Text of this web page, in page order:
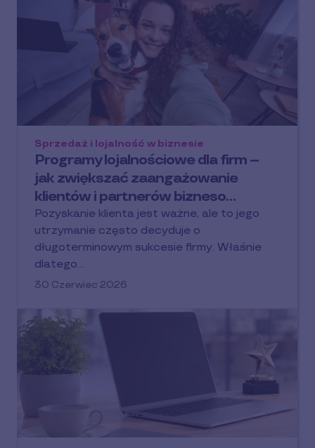
Programy lojalnościowe dla firm –
jak zwiększać zaangażowanie
klientów i partnerów bizneso…
Sprzedaż i lojalność w biznesie
Pozyskanie klienta jest ważne, ale to jego
utrzymanie często decyduje o
długoterminowym sukcesie firmy. Właśnie
dlatego…
30 Czerwiec 2026